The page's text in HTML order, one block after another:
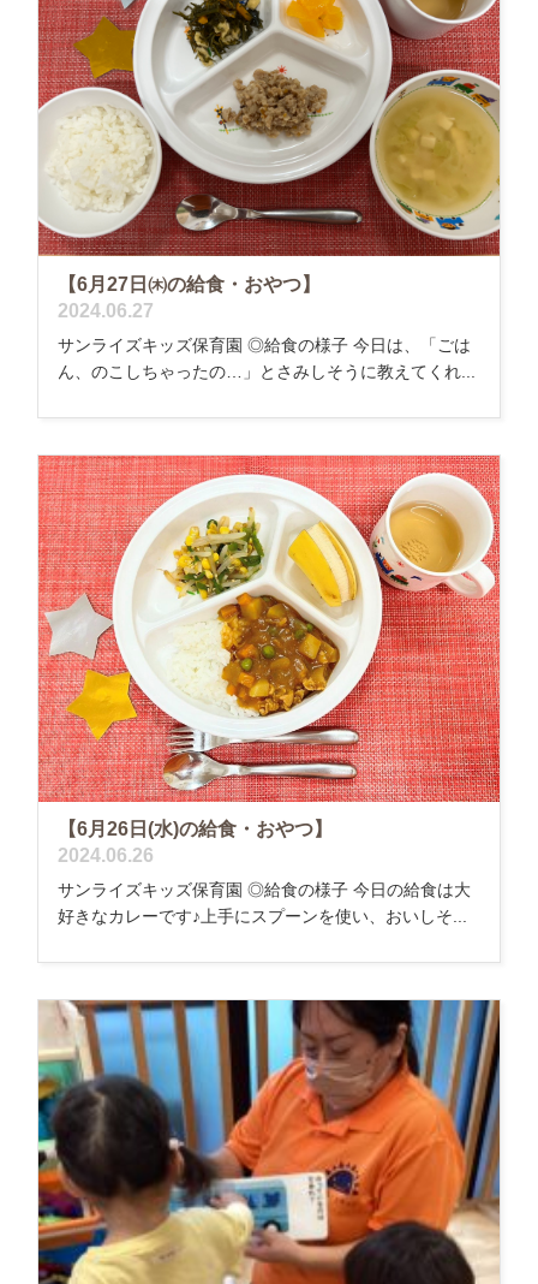
【6月27日㈭の給食・おやつ】
2024.06.27
サンライズキッズ保育園 ◎給食の様子 今日は、「ごは
ん、のこしちゃったの…」とさみしそうに教えてくれ...
【6月26日(水)の給食・おやつ】
2024.06.26
サンライズキッズ保育園 ◎給食の様子 今日の給食は大
好きなカレーです♪上手にスプーンを使い、おいしそ...